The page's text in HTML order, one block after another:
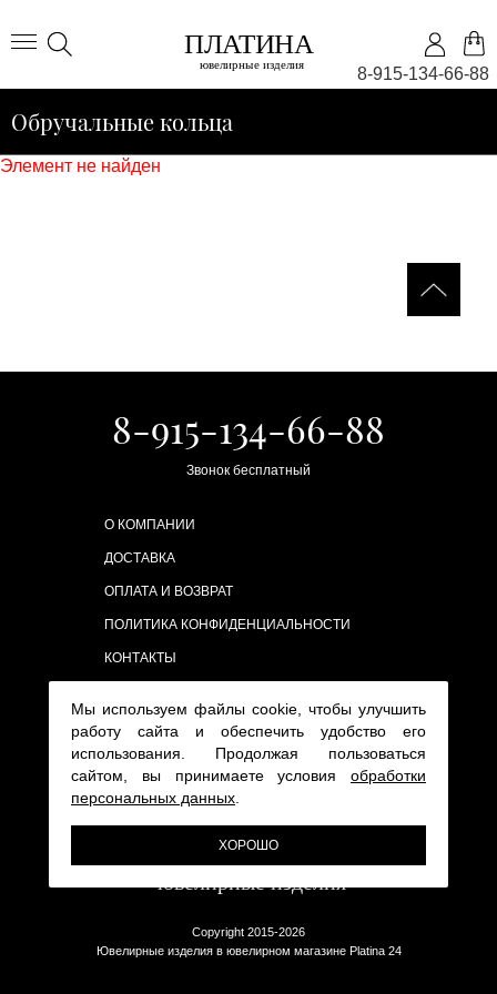
8-915-134-66-88
Обручальные кольца
Элемент не найден
8-915-134-66-88
Звонок бесплатный
О КОМПАНИИ
ДОСТАВКА
ОПЛАТА И ВОЗВРАТ
ПОЛИТИКА КОНФИДЕНЦИАЛЬНОСТИ
КОНТАКТЫ
Copyright 2015-2026
Ювелирные изделия в ювелирном магазине Platina 24
Мы используем файлы cookie, чтобы улучшить
работу сайта и обеспечить удобство его
использования. Продолжая пользоваться
сайтом, вы принимаете условия обработки
персональных данных
ХОРОШО